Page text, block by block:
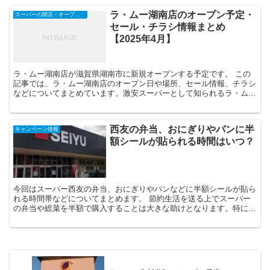
スーパーの開店・オープンセール・閉店など
ラ・ムー湖南店のオープン予定・
セール・チラシ情報まとめ
【2025年4月】
ラ・ムー湖南店が滋賀県湖南市に新規オープンする予定です。 この
記事では、ラ・ムー湖南店のオープン日や場所、セール情報、チラシ
などについてまとめています。激安スーパーとして知られるラ・ムー
キャンペーン情報
西友の弁当、おにぎりやパンに半
額シールが貼られる時間はいつ？
今回はスーパー西友の弁当、おにぎりやパンなどに半額シールが貼ら
れる時間帯などについてまとめます。 節約生活を送る上でスーパー
の弁当や総菜を半額で購入することは大きな助けとなります。特に、